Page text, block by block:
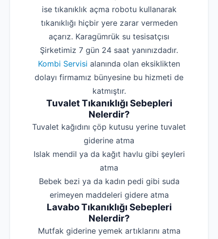
ise tıkanıklık açma robotu kullanarak
tıkanıklığı hiçbir yere zarar vermeden
açarız. Karagümrük su tesisatçısı
Şirketimiz 7 gün 24 saat yanınızdadır.
Kombi Servisi alanında olan eksiklikten
dolayı firmamız bünyesine bu hizmeti de
katmıştır.
Tuvalet Tıkanıklığı Sebepleri
Nelerdir?
‌Tuvalet kağıdını çöp kutusu yerine tuvalet
giderine atma
‌Islak mendil ya da kağıt havlu gibi şeyleri
atma
‌Bebek bezi ya da kadın pedi gibi suda
erimeyen maddeleri gidere atma
Lavabo Tıkanıklığı Sebepleri
Nelerdir?
‌Mutfak giderine yemek artıklarını atma